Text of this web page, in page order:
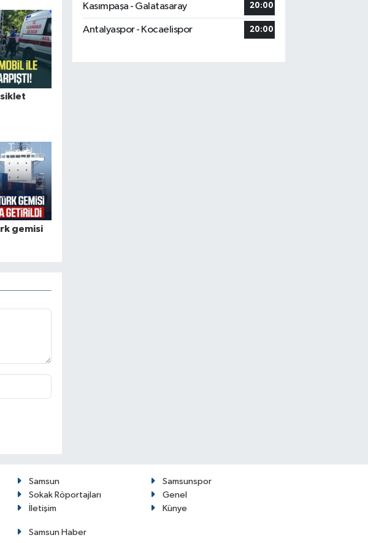
gemisi
Kasımpaşa - Galatasaray 20:00
Antalyaspor - Kocaelispor 20:00
Samsun
Samsunspor
Sokak Röportajları
Genel
İletişim
Künye
Samsun Haber